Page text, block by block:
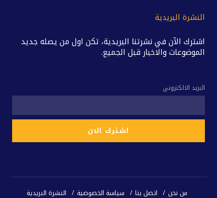
النشرة البريدية
اشترك الآن في نشرتنا البريدية، تكن اول من يصله جديد
الموضوعات والاخبار قبل الجميع.
البريد الالكتروني
من نحن اتصل بنا سياسة الخصوصية النشرة البريدية